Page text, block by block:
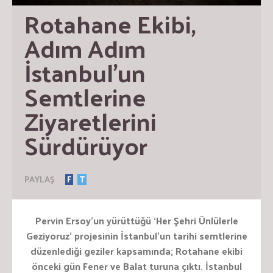
Rotahane Ekibi,
Adım Adım
İstanbul’un
Semtlerine
Ziyaretlerini
Sürdürüyor
PAYLAŞ F T
Pervin Ersoy’un yürüttüğü ‘Her Şehri Ünlülerle
Geziyoruz’ projesinin İstanbul’un tarihi semtlerine
düzenlediği geziler kapsamında; Rotahane ekibi
önceki gün Fener ve Balat turuna çıktı. İstanbul